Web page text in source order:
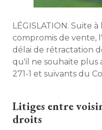
LÉGISLATION. Suite à la signature d'un
compromis de vente,
délai de rétractation
qu'il ne souhaite plus
271-1 et suivants du
Litiges entre
droits